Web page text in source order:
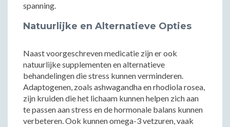
spanning.
Natuurlijke en Alternatieve Opties
Naast voorgeschreven medicatie zijn er ook
natuurlijke supplementen en alternatieve
behandelingen die stress kunnen verminderen.
Adaptogenen, zoals ashwagandha en rhodiola rosea,
zijn kruiden die het lichaam kunnen helpen zich aan
te passen aan stress en de hormonale balans kunnen
verbeteren. Ook kunnen omega-3 vetzuren, vaak